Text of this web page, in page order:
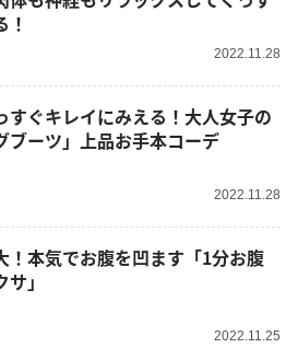
！
2022.11.28
すぐキレイにみえる！大人女子の
ブーツ」上品お手本コーデ
2022.11.28
！本気でお腹を凹ます「1分お腹
」
2022.11.25